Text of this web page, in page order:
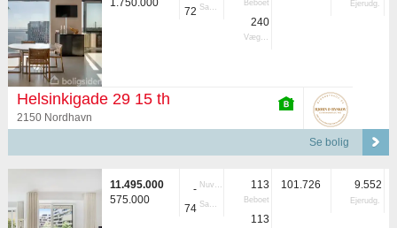
1.750.000
72 Samlet Beboet
240
Vægtet
Ejerudg.
Helsinkigade 29 15 th
2150 Nordhavn
Se bolig
11.495.000
575.000
- Nuvær.
74 Samlet
113
Beboet
113
101.726 9.552
Ejerudg.